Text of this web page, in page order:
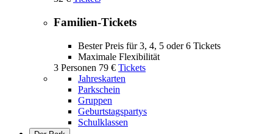
Familien-Tickets
Bester Preis für 3, 4, 5 oder 6 Tickets
Maximale Flexibilität
3 Personen 79 € Tickets
Jahreskarten
Parkschein
Gruppen
Geburtstagspartys
Schulklassen